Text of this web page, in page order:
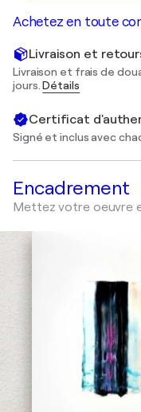
Achetez en toute
Livraison et
Livraison et frais de
jours.Détails
Certificat
Signé et inclus avec
Encadrement
Mettez votre oeuvre